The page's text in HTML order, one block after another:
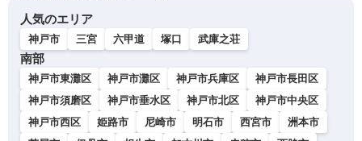
人気のエリア
神戸市 三宮 六甲道 塚口 武庫之荘
南部
神戸市東灘区 神戸市灘区 神戸市兵庫区
神戸市長田区
神戸市須磨区
神戸市垂水区 神戸市北区
神戸市中央区
神戸市西区
姫路市 尼崎市 明石市 西宮市
洲本市